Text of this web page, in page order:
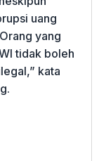
uang
yang
tidak boleh
kata